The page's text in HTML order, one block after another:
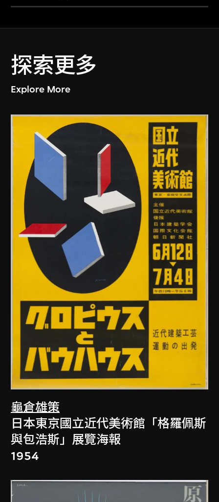
探索更多
Explore More
龜倉雄策
日本東京國立近代美術館「格羅佩斯
與包浩斯」展覽海報
1954